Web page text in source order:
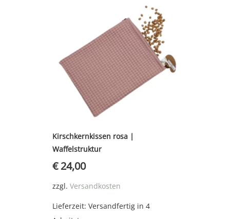
Kirschkernkissen rosa |
Waffelstruktur
€24,00
zzgl.Versandkosten
Lieferzeit:Versandfertig in 4